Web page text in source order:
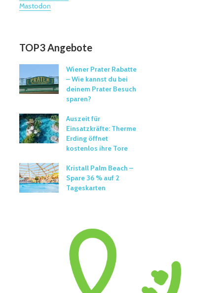
Mastodon
TOP3 Angebote
Wiener Prater Rabatte
– Wie kannst du bei
deinem Prater Besuch
sparen?
Auszeit für
Einsatzkräfte: Therme
Erding öffnet
kostenlos ihre Tore
Kristall Palm Beach –
Spare 36 % auf 2
Tageskarten